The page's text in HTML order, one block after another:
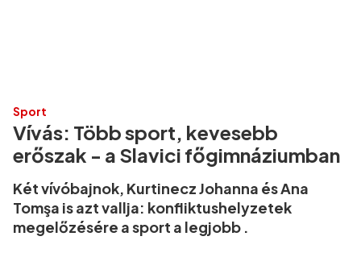
Sport
Vívás: Több sport, kevesebb
erőszak - a Slavici főgimnáziumban
Két vívóbajnok, Kurtinecz Johanna és Ana
Tomşa is azt vallja: konfliktushelyzetek
megelőzésére a sport a legjobb .